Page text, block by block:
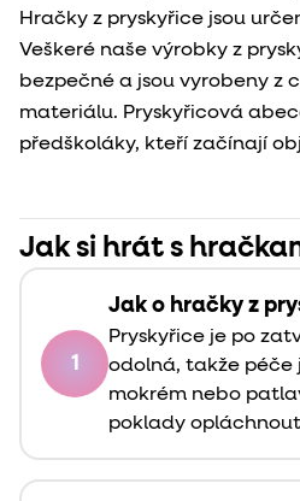
Hračky z pryskyřice jsou
Veškeré naše výrobky z
bezpečné a jsou vyrobeny z
materiálu. Pryskyřicová
předškoláky, kteří začínají
Jak si hrát s
1
Jak o hračky z
Pryskyřice je po
odolná, takže péče
mokrém nebo
poklady